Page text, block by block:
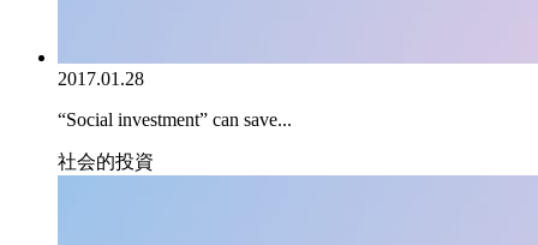
2017.01.28
“Social investment” can save...
社会的投資